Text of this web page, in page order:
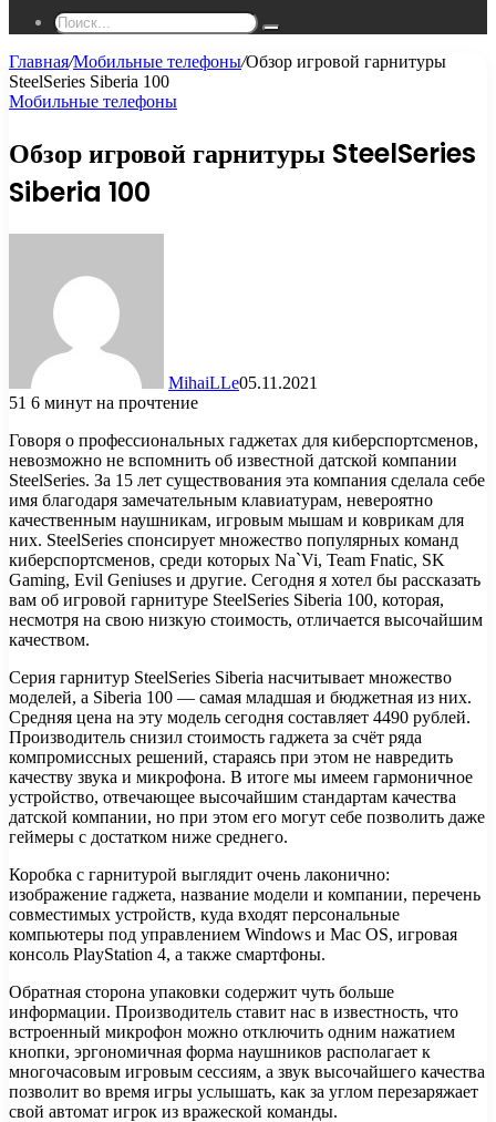
Поиск...
Главная/Мобильные телефоны/Обзор игровой гарнитуры
SteelSeries Siberia 100
Мобильные телефоны
Обзор игровой гарнитуры SteelSeries
Siberia 100
MihaiLLe05.11.2021
51 6 минут на прочтение
Говоря о профессиональных гаджетах для киберспортсменов,
невозможно не вспомнить об известной датской компании
SteelSeries. За 15 лет существования эта компания сделала себе
имя благодаря замечательным клавиатурам, невероятно
качественным наушникам, игровым мышам и коврикам для
них. SteelSeries спонсирует множество популярных команд
киберспортсменов, среди которых Na`Vi, Team Fnatic, SK
Gaming, Evil Geniuses и другие. Сегодня я хотел бы рассказать
вам об игровой гарнитуре SteelSeries Siberia 100, которая,
несмотря на свою низкую стоимость, отличается высочайшим
качеством.
Серия гарнитур SteelSeries Siberia насчитывает множество
моделей, а Siberia 100 — самая младшая и бюджетная из них.
Средняя цена на эту модель сегодня составляет 4490 рублей.
Производитель снизил стоимость гаджета за счёт ряда
компромиссных решений, стараясь при этом не навредить
качеству звука и микрофона. В итоге мы имеем гармоничное
устройство, отвечающее высочайшим стандартам качества
датской компании, но при этом его могут себе позволить даже
геймеры с достатком ниже среднего.
Коробка с гарнитурой выглядит очень лаконично:
изображение гаджета, название модели и компании, перечень
совместимых устройств, куда входят персональные
компьютеры под управлением Windows и Mac OS, игровая
консоль PlayStation 4, а также смартфоны.
Обратная сторона упаковки содержит чуть больше
информации. Производитель ставит нас в известность, что
встроенный микрофон можно отключить одним нажатием
кнопки, эргономичная форма наушников располагает к
многочасовым игровым сессиям, а звук высочайшего качества
позволит во время игры услышать, как за углом перезаряжает
свой автомат игрок из вражеской команды.